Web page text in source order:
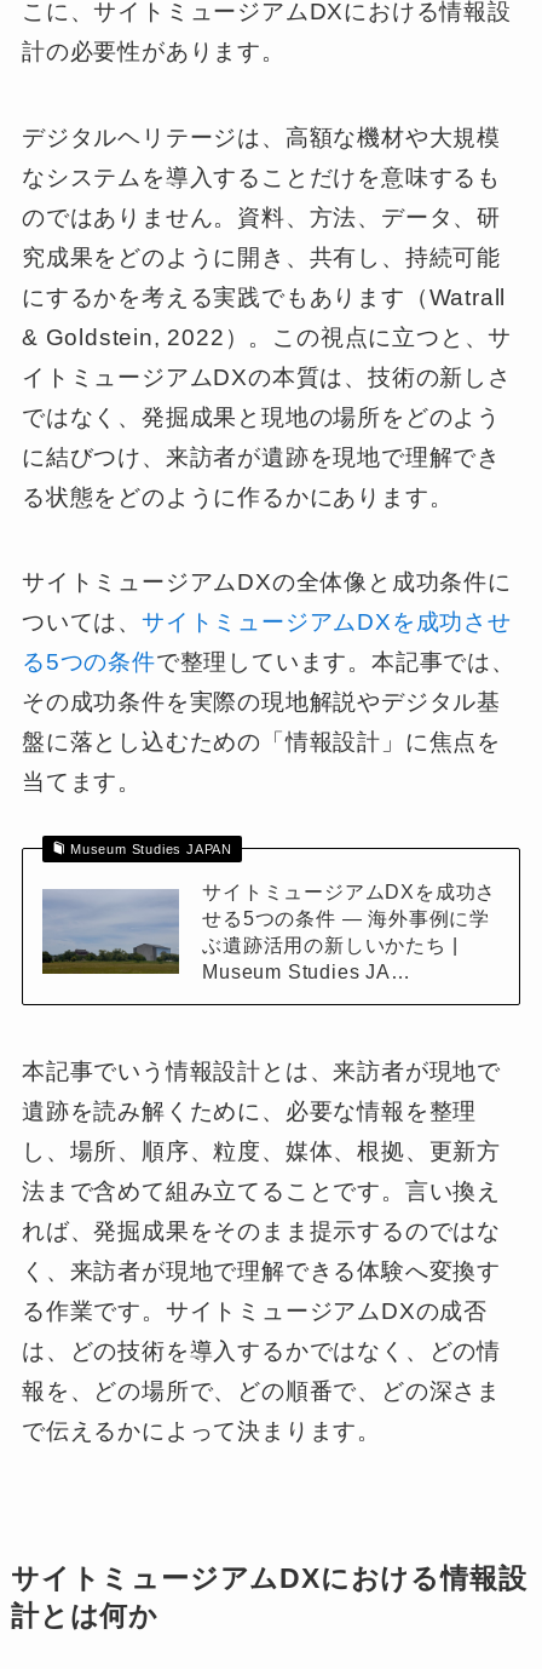
こに、サイトミュージアムDXにおける情報設
計の必要性があります。
デジタルヘリテージは、高額な機材や大規模
なシステムを導入することだけを意味するも
のではありません。資料、方法、データ、研
究成果をどのように開き、共有し、持続可能
にするかを考える実践でもあります（Watrall
& Goldstein, 2022）。この視点に立つと、サ
イトミュージアムDXの本質は、技術の新しさ
ではなく、発掘成果と現地の場所をどのよう
に結びつけ、来訪者が遺跡を現地で理解でき
る状態をどのように作るかにあります。
サイトミュージアムDXの全体像と成功条件に
ついては、 サイトミュージアムDXを成功させ
る5つの条件で整理しています。本記事では、
その成功条件を実際の現地解説やデジタル基
盤に落とし込むための「情報設計」に焦点を
当てます。
Museum Studies JAPAN
サイトミュージアムDXを成功さ
せる5つの条件 ― 海外事例に学
ぶ遺跡活用の新しいかたち |
Museum Studies JA…
本記事でいう情報設計とは、来訪者が現地で
遺跡を読み解くために、必要な情報を整理
し、場所、順序、粒度、媒体、根拠、更新方
法まで含めて組み立てることです。言い換え
れば、発掘成果をそのまま提示するのではな
く、来訪者が現地で理解できる体験へ変換す
る作業です。サイトミュージアムDXの成否
は、どの技術を導入するかではなく、どの情
報を、どの場所で、どの順番で、どの深さま
で伝えるかによって決まります。
サイトミュージアムDXにおける情報設
計とは何か